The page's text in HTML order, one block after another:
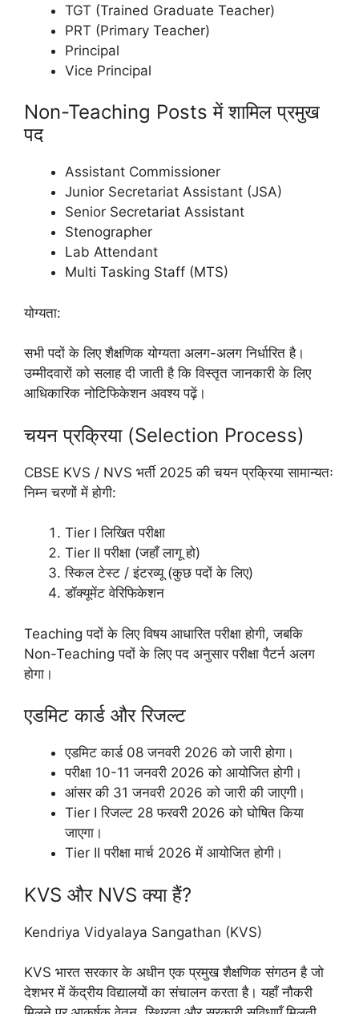
TGT (Trained Graduate Teacher)
PRT (Primary Teacher)
Principal
Vice Principal
Non-Teaching Posts में शामिल प्रमुख
पद
Assistant Commissioner
Junior Secretariat Assistant (JSA)
Senior Secretariat Assistant
Stenographer
Lab Attendant
Multi Tasking Staff (MTS)
योग्यता:
सभी पदों के लिए शैक्षणिक योग्यता अलग-अलग निर्धारित है।
उम्मीदवारों को सलाह दी जाती है कि विस्तृत जानकारी के लिए
आधिकारिक नोटिफिकेशन अवश्य पढ़ें।
चयन प्रक्रिया (Selection Process)
CBSE KVS / NVS भर्ती 2025 की चयन प्रक्रिया सामान्यतः
निम्न चरणों में होगी:
Tier I लिखित परीक्षा
Tier II परीक्षा (जहाँ लागू हो)
स्किल टेस्ट / इंटरव्यू (कुछ पदों के लिए)
डॉक्यूमेंट वेरिफिकेशन
Teaching पदों के लिए विषय आधारित परीक्षा होगी, जबकि
Non-Teaching पदों के लिए पद अनुसार परीक्षा पैटर्न अलग
होगा।
एडमिट कार्ड और रिजल्ट
एडमिट कार्ड 08 जनवरी 2026 को जारी होगा।
परीक्षा 10-11 जनवरी 2026 को आयोजित होगी।
आंसर की 31 जनवरी 2026 को जारी की जाएगी।
Tier I रिजल्ट 28 फरवरी 2026 को घोषित किया
जाएगा।
Tier II परीक्षा मार्च 2026 में आयोजित होगी।
KVS और NVS क्या हैं?
Kendriya Vidyalaya Sangathan (KVS)
KVS भारत सरकार के अधीन एक प्रमुख शैक्षणिक संगठन है जो
देशभर में केंद्रीय विद्यालयों का संचालन करता है। यहाँ नौकरी